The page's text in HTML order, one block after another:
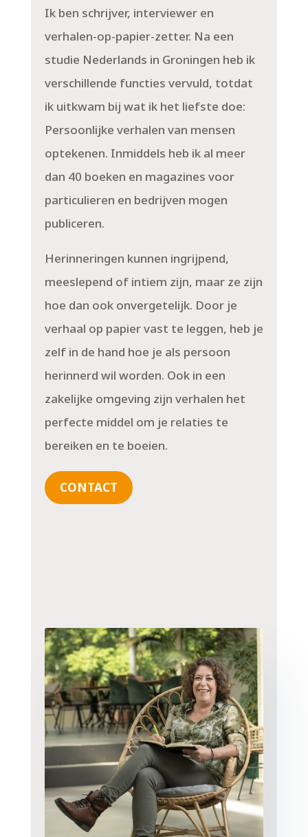
Ik ben schrijver, interviewer en
verhalen-op-papier-zetter. Na een
studie Nederlands in Groningen heb ik
verschillende functies vervuld, totdat
ik uitkwam bij wat ik het liefste doe:
Persoonlijke verhalen van mensen
optekenen. Inmiddels heb ik al meer
dan 40 boeken en magazines voor
particulieren en bedrijven mogen
publiceren.
Herinneringen kunnen ingrijpend,
meeslepend of intiem zijn, maar ze zijn
hoe dan ook onvergetelijk. Door je
verhaal op papier vast te leggen, heb je
zelf in de hand hoe je als persoon
herinnerd wil worden. Ook in een
zakelijke omgeving zijn verhalen het
perfecte middel om je relaties te
bereiken en te boeien.
CONTACT